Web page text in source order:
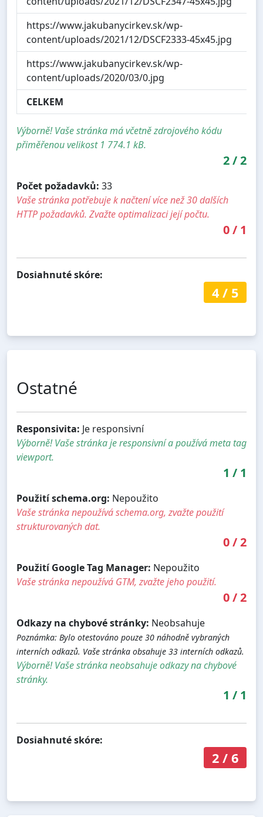
https://www.jakubanycirkev.sk/wp-
content/uploads/2021/12/DSCF2333-45x45.jpg
https://www.jakubanycirkev.sk/wp-
content/uploads/2020/03/0.jpg
CELKEM
Výborně! Vaše stránka má včetně zdrojového kódu
přiměřenou velikost 1 774.1 kB.
2/2
Počet požadavků: 33
Vaše stránka potřebuje k načtení více než 30 dalších
HTTP požadavků. Zvažte optimalizaci její počtu.
0/ 1
Dosiahnuté skóre:
4/ 5
Ostatné
Responsivita: Je responsivní
Výborně! Vaše stránka je responsivní a používá meta tag
viewport.
1 / 1
Použití schema.org: Nepoužito
Vaše stránka nepoužívá schema.org, zvažte použití
strukturovaných dat.
0/2
Použití Google Tag Manager: Nepoužito
Vaše stránka nepoužívá GTM, zvažte jeho použití.
0/2
Odkazy na chybové stránky: Neobsahuje
Poznámka: Bylo otestováno pouze 30 náhodně vybraných
interních odkazů. Vaše stránka obsahuje 33 interních odkazů.
Výborně! Vaše stránka neobsahuje odkazy na chybové
stránky.
1 / 1
Dosiahnuté skóre:
2/ 6